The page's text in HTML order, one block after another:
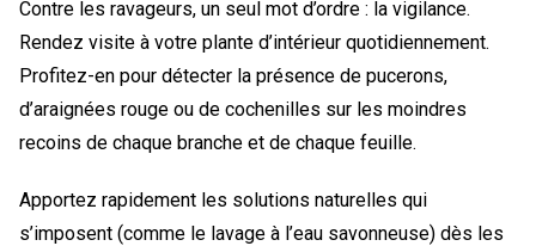
Contre les ravageurs, un seul mot d’ordre : la vigilance.
Rendez visite à votre plante d’intérieur quotidiennement.
Profitez-en pour détecter la présence de pucerons,
d’araignées rouge ou de cochenilles sur les moindres
recoins de chaque branche et de chaque feuille.
Apportez rapidement les solutions naturelles qui
s’imposent (comme le lavage à l’eau savonneuse) dès les